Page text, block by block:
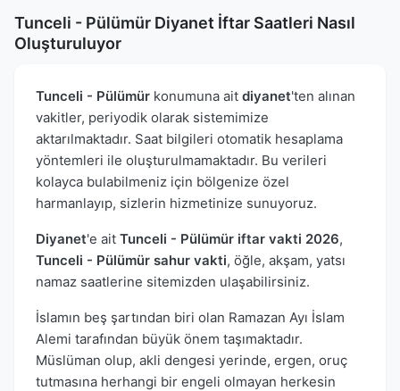
Tunceli - Pülümür Diyanet İftar Saatleri Nasıl
Oluşturuluyor
Tunceli - Pülümür konumuna ait diyanet'ten alınan
vakitler, periyodik olarak sistemimize
aktarılmaktadır. Saat bilgileri otomatik hesaplama
yöntemleri ile oluşturulmamaktadır. Bu verileri
kolayca bulabilmeniz için bölgenize özel
harmanlayıp, sizlerin hizmetinize sunuyoruz.
Diyanet'e ait Tunceli - Pülümür iftar vakti 2026,
Tunceli - Pülümür sahur vakti, öğle, akşam, yatsı
namaz saatlerine sitemizden ulaşabilirsiniz.
İslamın beş şartından biri olan Ramazan Ayı İslam
Alemi tarafından büyük önem taşımaktadır.
Müslüman olup, akli dengesi yerinde, ergen, oruç
tutmasına herhangi bir engeli olmayan herkesin